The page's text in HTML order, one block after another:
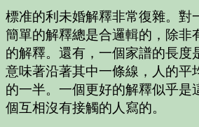
標准的利未婚解釋非常復雜。對
簡單的解釋總是合邏輯的，除非
的解釋。還有，一個家譜的長度
意味著沿著其中一條線，人的平
的一半。一個更好的解釋似乎是
個互相沒有接觸的人寫的。